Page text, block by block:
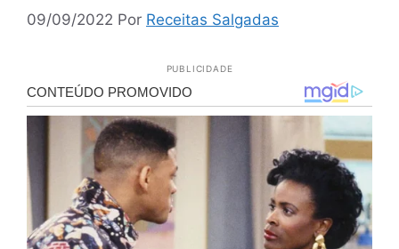
09/09/2022 Por Receitas Salgadas
PUBLICIDADE